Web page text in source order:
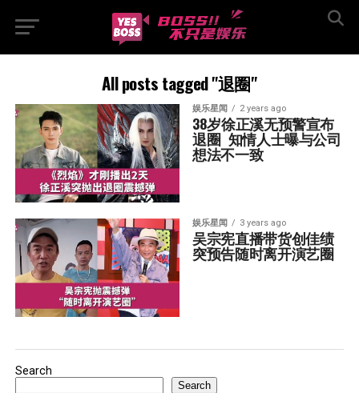
All posts tagged "退圈"
娱乐星闻 2 years ago
38岁徐正溪无预警宣布
退圈  知情人士曝与公司
想法不一致
娱乐星闻 3 years ago
吴宗宪直播带货创佳绩
突预告随时离开演艺圈
Search
Search